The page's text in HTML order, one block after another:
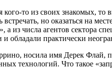
то из своих знакомых,
но оказаться на
, а из числа агентов сектора
и обладали практически
носила имя Дерек
технологий. Что такое